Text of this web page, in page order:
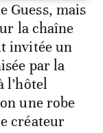
Guess, mais
la chaîne
invitée un
par la
l’hôtel
une robe
créateur